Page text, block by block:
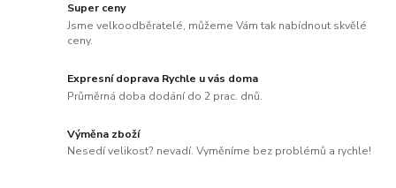
Super ceny
Jsme velkoodběratelé, můžeme Vám tak nabídnout skvělé
ceny.
Expresní doprava Rychle u vás doma
Průměrná doba dodání do 2 prac. dnů.
Výměna zboží
Nesedí velikost? nevadí. Vyměníme bez problémů a rychle!